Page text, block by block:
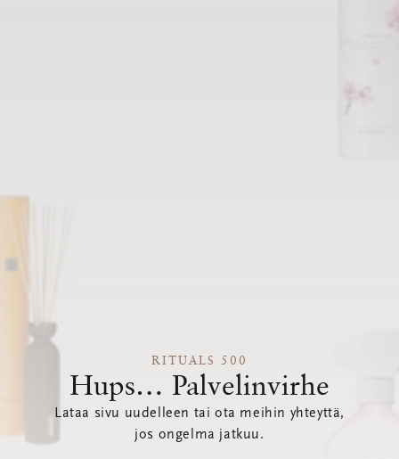
RITUALS 500
Hups… Palvelinvirhe
Lataa sivu uudelleen tai ota meihin yhteyttä,
jos ongelma jatkuu.